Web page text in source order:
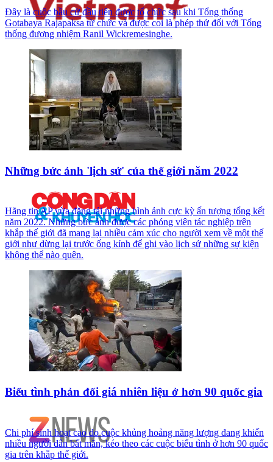
Đây là cuộc bầu cử đầu tiên được tổ chức sau khi Tổng thống
Gotabaya Rajapaksa từ chức và được coi là phép thử đối với Tổng
thống đương nhiệm Ranil Wickremesinghe.
Những bức ảnh 'lịch sử' của thế giới năm 2022
Hãng tin AP vừa đăng tải những hình ảnh cực kỳ ấn tượng tổng kết
năm 2022. Những bức ảnh được các phóng viên tác nghiệp trên
khắp thế giới đã mang lại nhiều cảm xúc cho người xem về một thế
giới như dừng lại trước ống kính để ghi vào lịch sử những sự kiện
không thể nào quên.
Biểu tình phản đối giá nhiên liệu ở hơn 90 quốc gia
Chi phí sinh hoạt cao do cuộc khủng hoảng năng lượng đang khiến
nhiều người dân bất mãn, kéo theo các cuộc biểu tình ở hơn 90 quốc
gia trên khắp thế giới.